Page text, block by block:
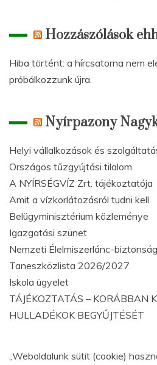
Hozzászólások
Hiba történt: a hírcsatorna nem
próbálkozzunk újra.
Nyírpazony
Helyi vállalkozások és
Országos tűzgyújtási tilalom
A NYÍRSÉGVÍZ Zrt. tájékoztatója
Amit a vízkorlátozásról tudni kell
Belügyminisztérium közleménye
Igazgatási szünet
Nemzeti Élelmiszerlánc-
Taneszközlista 2026/2027
Iskola ügyelet
TÁJÉKOZTATÁS – KORÁBBAN
HULLADÉKOK BEGYŰJTÉSÉT
„Weboldalunk sütit (cookie)